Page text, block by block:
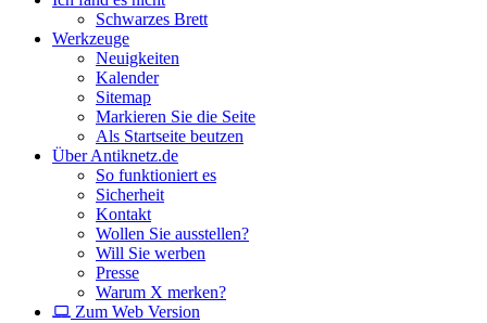
Schwarzes Brett
Werkzeuge
Neuigkeiten
Kalender
Sitemap
Markieren Sie die Seite
Als Startseite beutzen
Über Antiknetz.de
So funktioniert es
Sicherheit
Kontakt
Wollen Sie ausstellen?
Will Sie werben
Presse
Warum X merken?
Zum Web Version